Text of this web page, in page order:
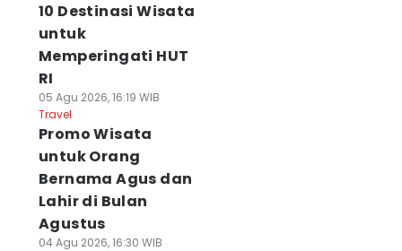
10 Destinasi Wisata
untuk
Memperingati HUT
RI
05 Agu 2026, 16:19 WIB
Travel
Promo Wisata
untuk Orang
Bernama Agus dan
Lahir di Bulan
Agustus
04 Agu 2026, 16:30 WIB